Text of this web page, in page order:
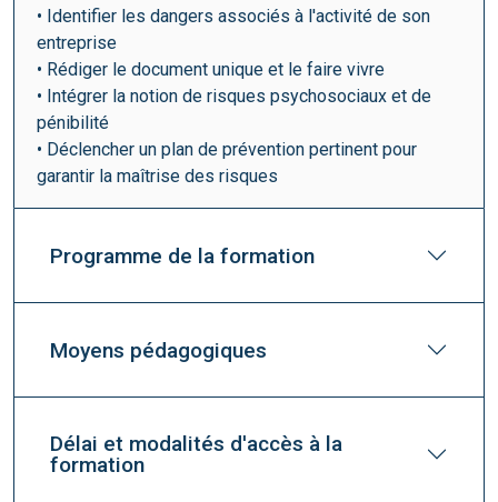
• Identifier les dangers associés à l'activité de son
entreprise
• Rédiger le document unique et le faire vivre
• Intégrer la notion de risques psychosociaux et de
pénibilité
• Déclencher un plan de prévention pertinent pour
garantir la maîtrise des risques
Programme de la formation
Moyens pédagogiques
Délai et modalités d'accès à la
formation